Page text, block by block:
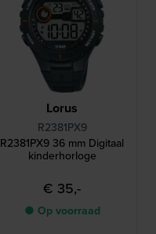
Lorus
R2381PX9
R2381PX9 36 mm Digitaal
kinderhorloge
€ 35,-
● Op voorraad